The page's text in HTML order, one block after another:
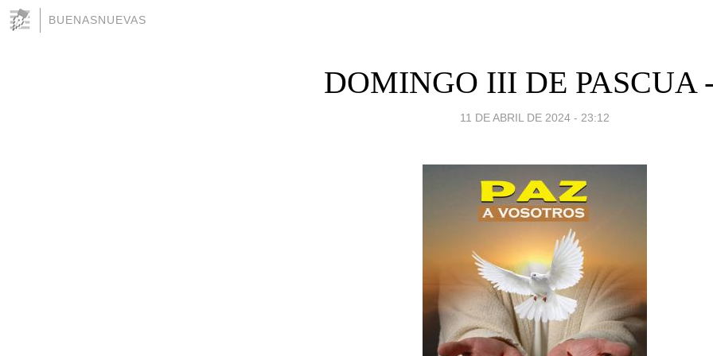
BUENASNUEVAS
DOMINGO III DE PASCUA
11 DE ABRIL DE 2024 - 23:12